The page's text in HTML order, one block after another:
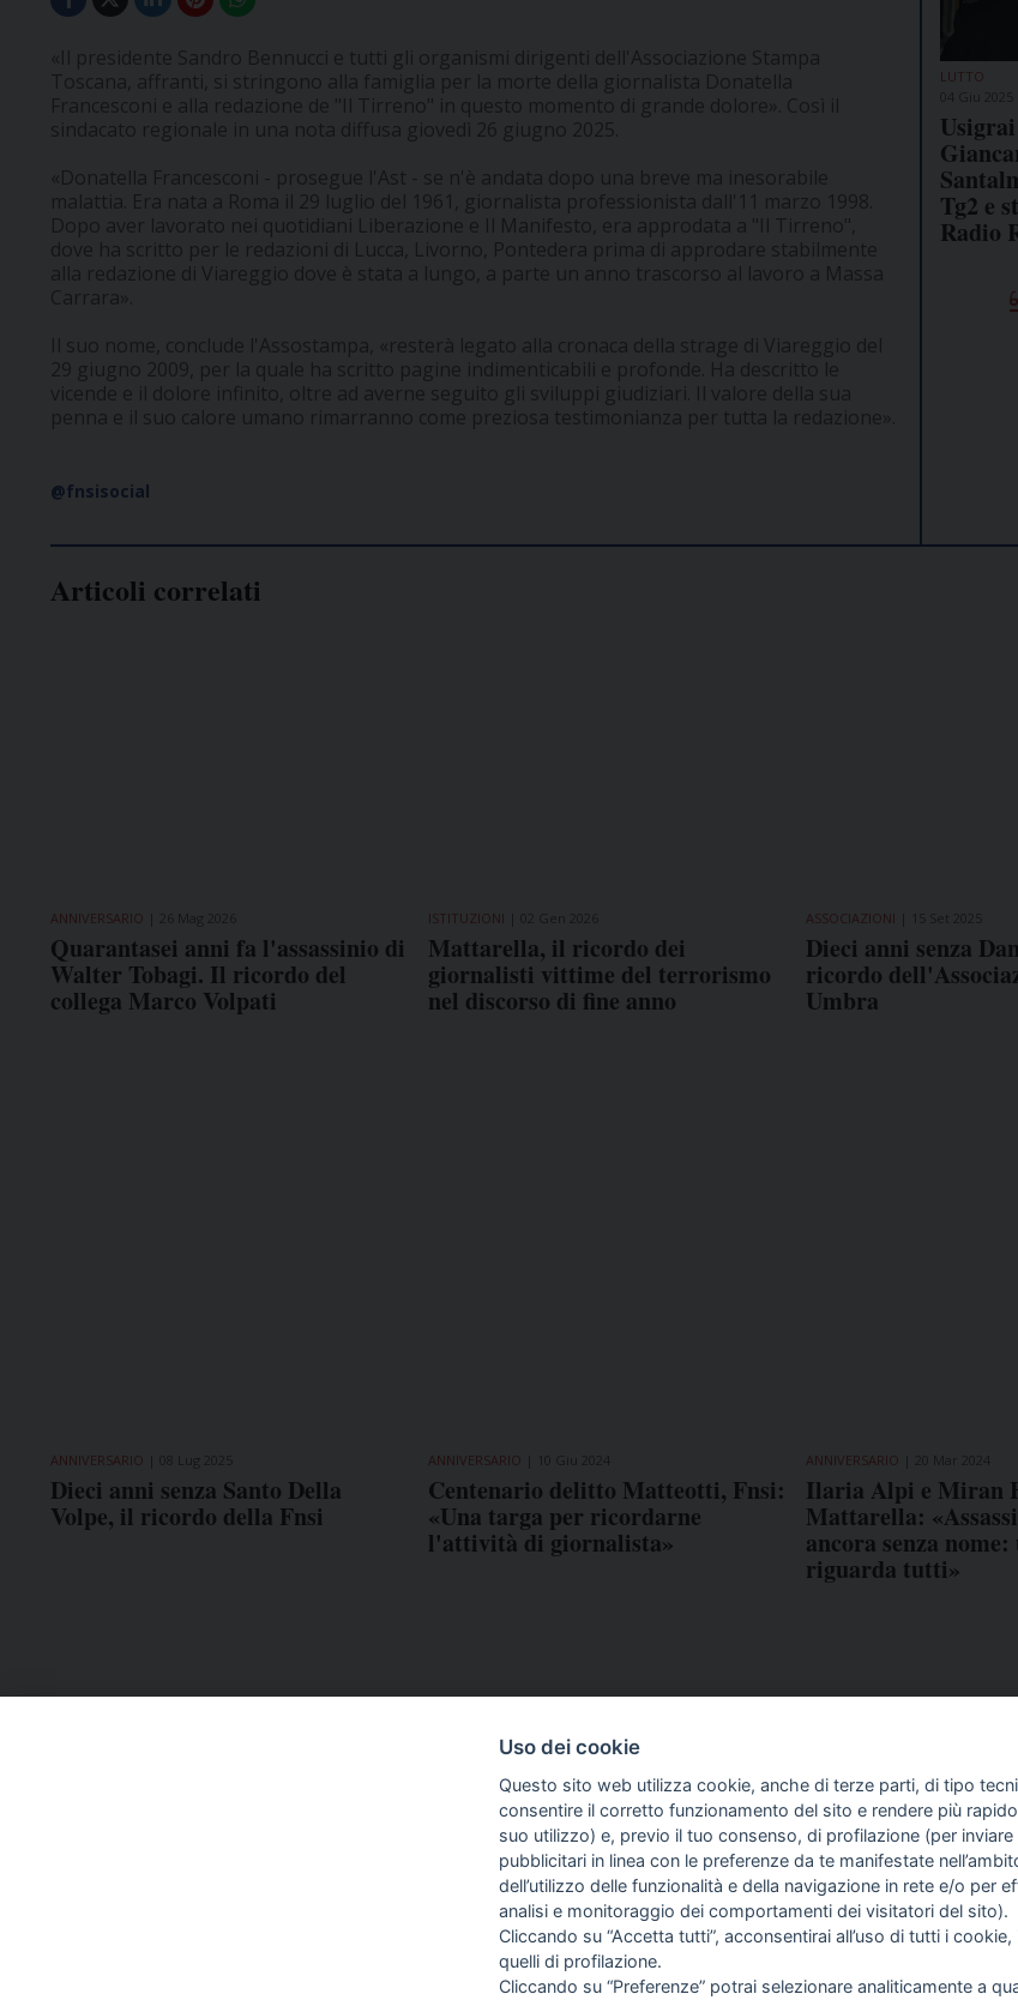
@fnsisocial
LUTTO
Tg2 e
Radio
Articoli correlati
ANNIVERSARIO
Quarantasei anni fa l'assassinio di
Walter Tobagi. Il ricordo del
collega Marco Volpati
ISTITUZIONI
Mattarella, il ricordo dei
giornalisti vittime del terrorismo
nel discorso di fine anno
ASSOCIAZIONI
Dieci anni senza
ricordo
Umbra
ANNIVERSARIO
Dieci anni senza Santo Della
Volpe, il ricordo della Fnsi
ANNIVERSARIO
Centenario delitto Matteotti, Fnsi:
«Una targa per ricordarne
l'attività di giornalista»
ANNIVERSARIO
Ilaria Alpi e Miran
Mattarella:
ancora senza
riguarda tutti»
COME TI SENTI?
Uso dei cookie
Questo sito web utilizza cookie, anche di terze parti, di tipo
consentire il corretto funzionamento del sito e rendere più
suo utilizzo) e, previo il tuo consenso, di profilazione (per
pubblicitari in linea con le preferenze da te manifestate
dell’utilizzo delle funzionalità e della navigazione in rete e/o per
analisi e monitoraggio dei comportamenti dei visitatori del sito).
Cliccando su “Accetta tutti”, acconsentirai all’uso di tutti i
quelli di profilazione.
Cliccando su “Preferenze” potrai selezionare analiticamente a